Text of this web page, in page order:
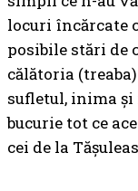
locuri încărcate
posibile stări de
călătoria
sufletul, inima
bucurie tot ce
cei de la